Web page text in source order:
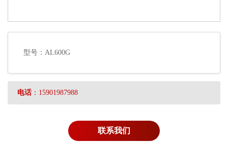
型号：AL600G
电话：15901987988
联系我们